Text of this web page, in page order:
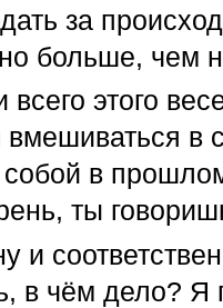
за
больше, чем
всего этого
в
в
ты
и
в чём дело? Я